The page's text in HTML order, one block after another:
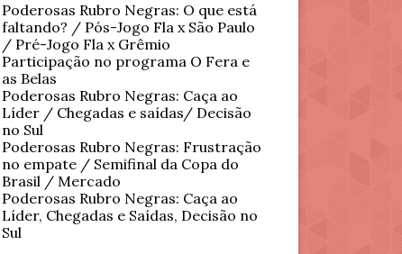
Poderosas Rubro Negras: O que está
faltando? / Pós-Jogo Fla x São Paulo
/ Pré-Jogo Fla x Grêmio
Participação no programa O Fera e
as Belas
Poderosas Rubro Negras: Caça ao
Líder / Chegadas e saídas/ Decisão
no Sul
Poderosas Rubro Negras: Frustração
no empate / Semifinal da Copa do
Brasil / Mercado
Poderosas Rubro Negras: Caça ao
Líder, Chegadas e Saídas, Decisão no
Sul